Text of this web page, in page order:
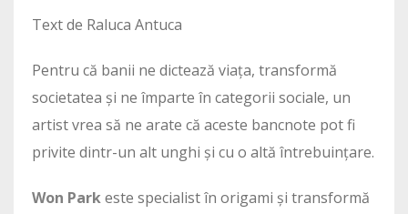
Text de Raluca Antuca
Pentru că banii ne dictează viața, transformă
societatea și ne împarte în categorii sociale, un
artist vrea să ne arate că aceste bancnote pot fi
privite dintr-un alt unghi și cu o altă întrebuințare.
Won Parkeste specialist în origami și transformă